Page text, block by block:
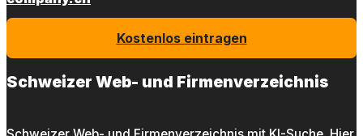
Kostenlos eintragen
Schweizer Web- und Firmenverzeichnis